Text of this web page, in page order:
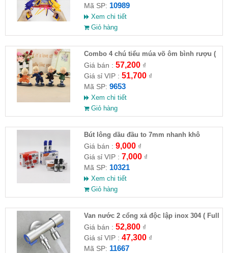
Mã SP: 10989
Xem chi tiết
Giỏ hàng
Combo 4 chú tiểu múa võ ôm bình rượu (
HĐ )
Giá bán : 57,200₫
Giá sỉ VIP : 51,700₫
Mã SP: 9653
Xem chi tiết
Giỏ hàng
Bút lông dầu đầu to 7mm nhanh khô
Giá bán : 9,000₫
Giá sỉ VIP : 7,000₫
Mã SP: 10321
Xem chi tiết
Giỏ hàng
Van nước 2 cổng xả độc lập inox 304 ( Full
VAT )
Giá bán : 52,800₫
Giá sỉ VIP : 47,300₫
Mã SP: 11667